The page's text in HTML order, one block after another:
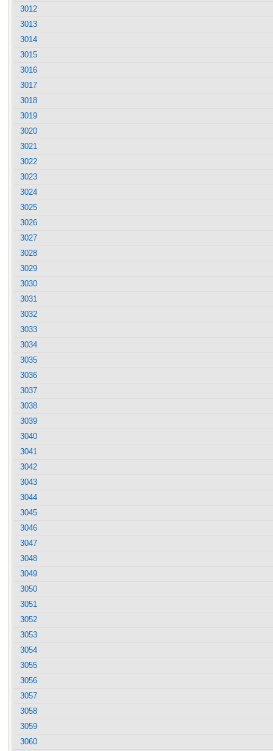
3012
3013
3014
3015
3016
3017
3018
3019
3020
3021
3022
3023
3024
3025
3026
3027
3028
3029
3030
3031
3032
3033
3034
3035
3036
3037
3038
3039
3040
3041
3042
3043
3044
3045
3046
3047
3048
3049
3050
3051
3052
3053
3054
3055
3056
3057
3058
3059
3060